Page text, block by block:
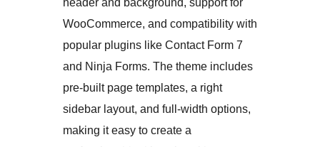
header and background, support for
WooCommerce, and compatibility with
popular plugins like Contact Form 7
and Ninja Forms. The theme includes
pre-built page templates, a right
sidebar layout, and full-width options,
making it easy to create a